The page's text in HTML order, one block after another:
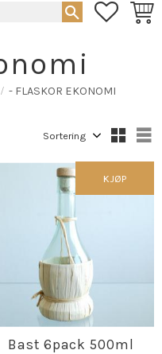
- FLASKOR EKONOMI
Bast 6pack 500ml
KJØP